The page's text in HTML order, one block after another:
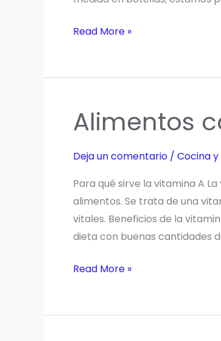
Haz
Beneficios,
y
Elegir
la
Mejor
Read More »
Alimentos
Deja un comentario / Cocina
Para qué sirve la vitamina A
alimentos. Se trata de una
vitales. Beneficios de la
dieta con buenas cantidades
Alimentos
Read More »